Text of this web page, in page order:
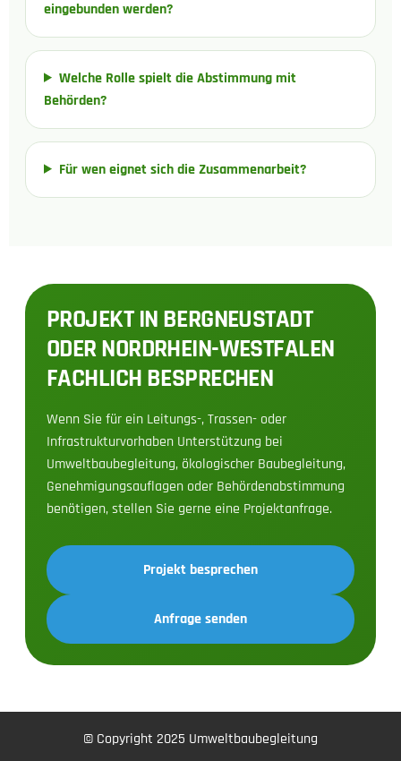
eingebunden werden?
Welche Rolle spielt die Abstimmung mit
Behörden?
Für wen eignet sich die Zusammenarbeit?
PROJEKT IN BERGNEUSTADT
ODER NORDRHEIN-WESTFALEN
FACHLICH BESPRECHEN
Wenn Sie für ein Leitungs-, Trassen- oder
Infrastrukturvorhaben Unterstützung bei
Umweltbaubegleitung, ökologischer Baubegleitung,
Genehmigungsauflagen oder Behördenabstimmung
benötigen, stellen Sie gerne eine Projektanfrage.
Projekt besprechen
Anfrage senden
© Copyright 2025 Umweltbaubegleitung